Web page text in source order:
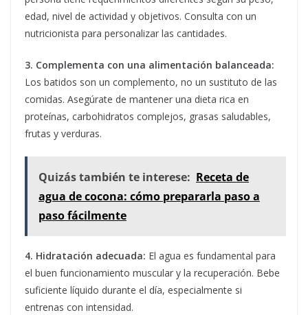
edad, nivel de actividad y objetivos. Consulta con un
nutricionista para personalizar las cantidades.
3. Complementa con una alimentación balanceada:
Los batidos son un complemento, no un sustituto de las
comidas. Asegúrate de mantener una dieta rica en
proteínas, carbohidratos complejos, grasas saludables,
frutas y verduras.
Quizás también te interese: Receta de
agua de cocona: cómo prepararla paso a
paso fácilmente
4. Hidratación adecuada: El agua es fundamental para
el buen funcionamiento muscular y la recuperación. Bebe
suficiente líquido durante el día, especialmente si
entrenas con intensidad.